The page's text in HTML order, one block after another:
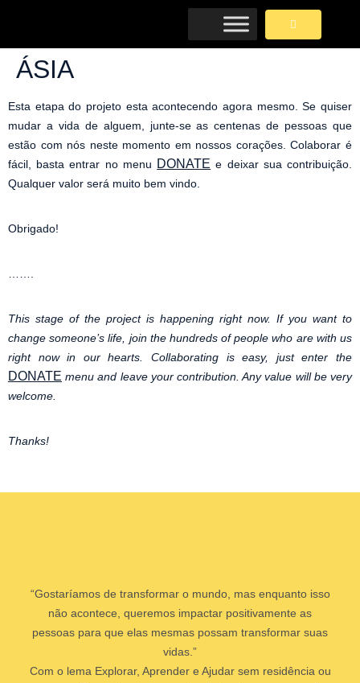
ÁSIA
Esta etapa do projeto esta acontecendo agora mesmo. Se quiser
mudar a vida de alguem, junte-se as centenas de pessoas que
estão com nós neste momento em nossos corações. Colaborar é
fácil, basta entrar no menu DONATE e deixar sua contribuição.
Qualquer valor será muito bem vindo.
Obrigado!
This stage of the project is happening right now. If you want to
change someone’s life, join the hundreds of people who are with us
right now in our hearts. Collaborating is easy, just enter the
DONATE menu and leave your contribution. Any value will be very
welcome.
Thanks!
“Gostaríamos de transformar o mundo, mas enquanto isso
não acontece, queremos impactar positivamente as
pessoas para que elas mesmas possam transformar suas
vidas.”
Com o lema Explorar, Aprender e Ajudar sem residência ou